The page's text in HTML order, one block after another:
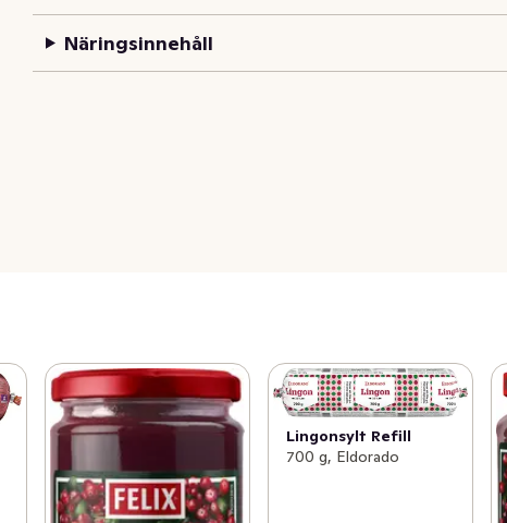
Näringsinnehåll
Lingonsylt Refill
700 g, Eldorado